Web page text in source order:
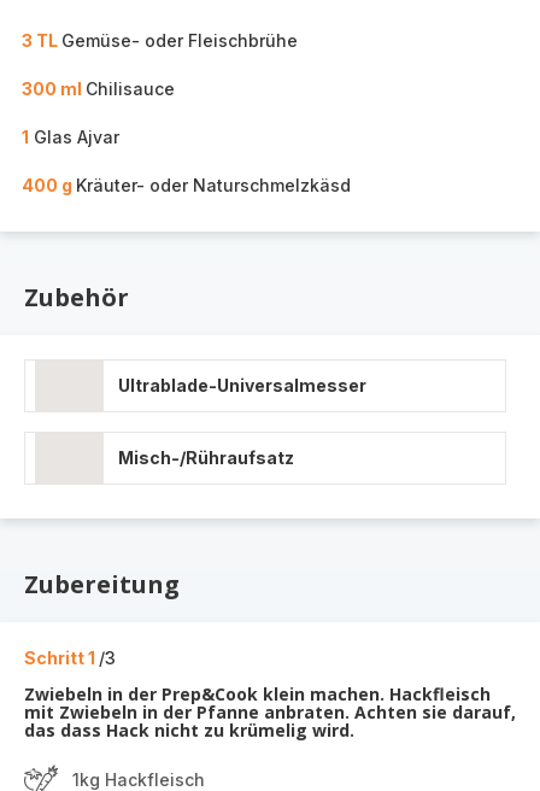
3 TL Gemüse- oder Fleischbrühe
300 ml Chilisauce
1 Glas Ajvar
400 g Kräuter- oder Naturschmelzkäsd
Zubehör
Ultrablade-Universalmesser
Misch-/Rühraufsatz
Zubereitung
Schritt 1 /3
Zwiebeln in der Prep&Cook klein machen. Hackfleisch
mit Zwiebeln in der Pfanne anbraten. Achten sie darauf,
das dass Hack nicht zu krümelig wird.
1kg Hackfleisch